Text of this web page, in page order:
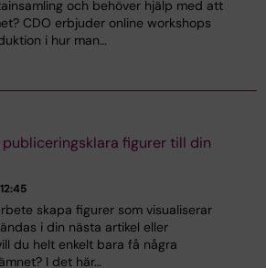
och behöver hjälp med att
CDO erbjuder online workshops
i hur man…
publiceringsklara figurer till din
skapa figurer som visualiserar
i din nästa artikel eller
du helt enkelt bara få några
I det här…